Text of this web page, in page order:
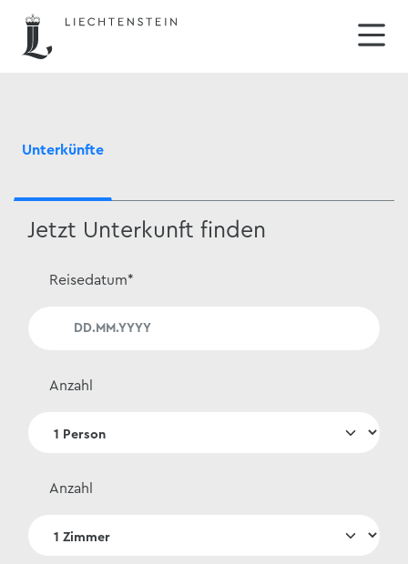
Jetzt Unterkunft finden
Reisedatum*
Anzahl
Anzahl
Unterkünfte